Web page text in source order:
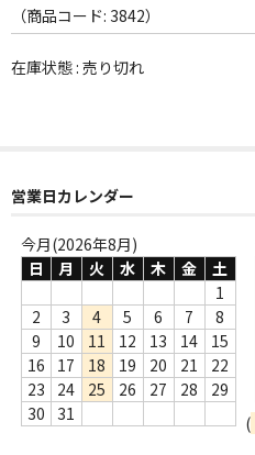
WORLD
その他
Webのみ no.1
Webのみ no.2
Webのみ no.4
売り切れ
Help
（商品コード: 3842）
在庫状態 : 売り切れ
営業日カレンダー
今月(2026年8月)
日
月 火 水 木 金
土
1
2
3 4 5 6 7
8
9
10 11 12 13 14
15
16
17 18 19 20 21
22
23
24 25 26 27 28
29
30
31
(